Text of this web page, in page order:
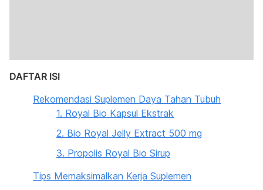
DAFTAR ISI
Rekomendasi Suplemen Daya Tahan Tubuh
1. Royal Bio Kapsul Ekstrak
2. Bio Royal Jelly Extract 500 mg
3. Propolis Royal Bio Sirup
Tips Memaksimalkan Kerja Suplemen